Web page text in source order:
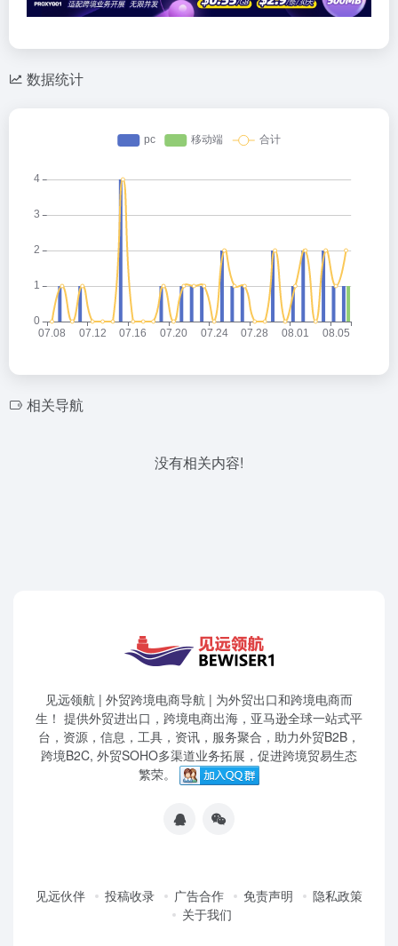
数据统计
相关导航
没有相关内容!
见远领航 | 外贸跨境电商导航 | 为外贸出口和跨境电商而
生！ 提供外贸进出口，跨境电商出海，亚马逊全球一站式平
台，资源，信息，工具，资讯，服务聚合，助力外贸B2B，
跨境B2C, 外贸SOHO多渠道业务拓展，促进跨境贸易生态
繁荣。
见远伙伴 投稿收录 广告合作 免责声明
隐私政策
关于我们